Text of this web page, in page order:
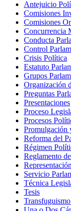
Antejuicio
Comisiones
Comisiones
Concurrencia
Conducta
Control
Crisis Política
Estatuto
Grupos
Organización
Preguntas
Presentaciones
Proceso
Procesos
Promulgación
Reforma del
Régimen
Reglamento
Servicio
Técnica
Tesis